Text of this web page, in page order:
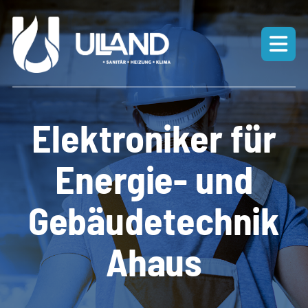
Elektroniker für
Energie- und
Gebäudetechnik
Ahaus